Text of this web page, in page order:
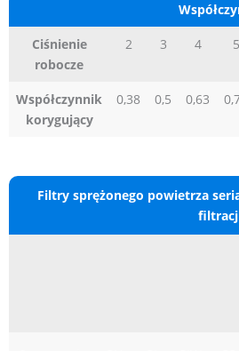
Ciśnienie
robocze
2 3 4 5
Współczynnik
korygujący
0,38 0,5 0,63
Filtry sprężonego powietrza